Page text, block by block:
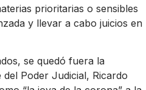
prioritarias o sensibles
y llevar a cabo juicios en
se quedó fuera la
Poder Judicial, Ricardo